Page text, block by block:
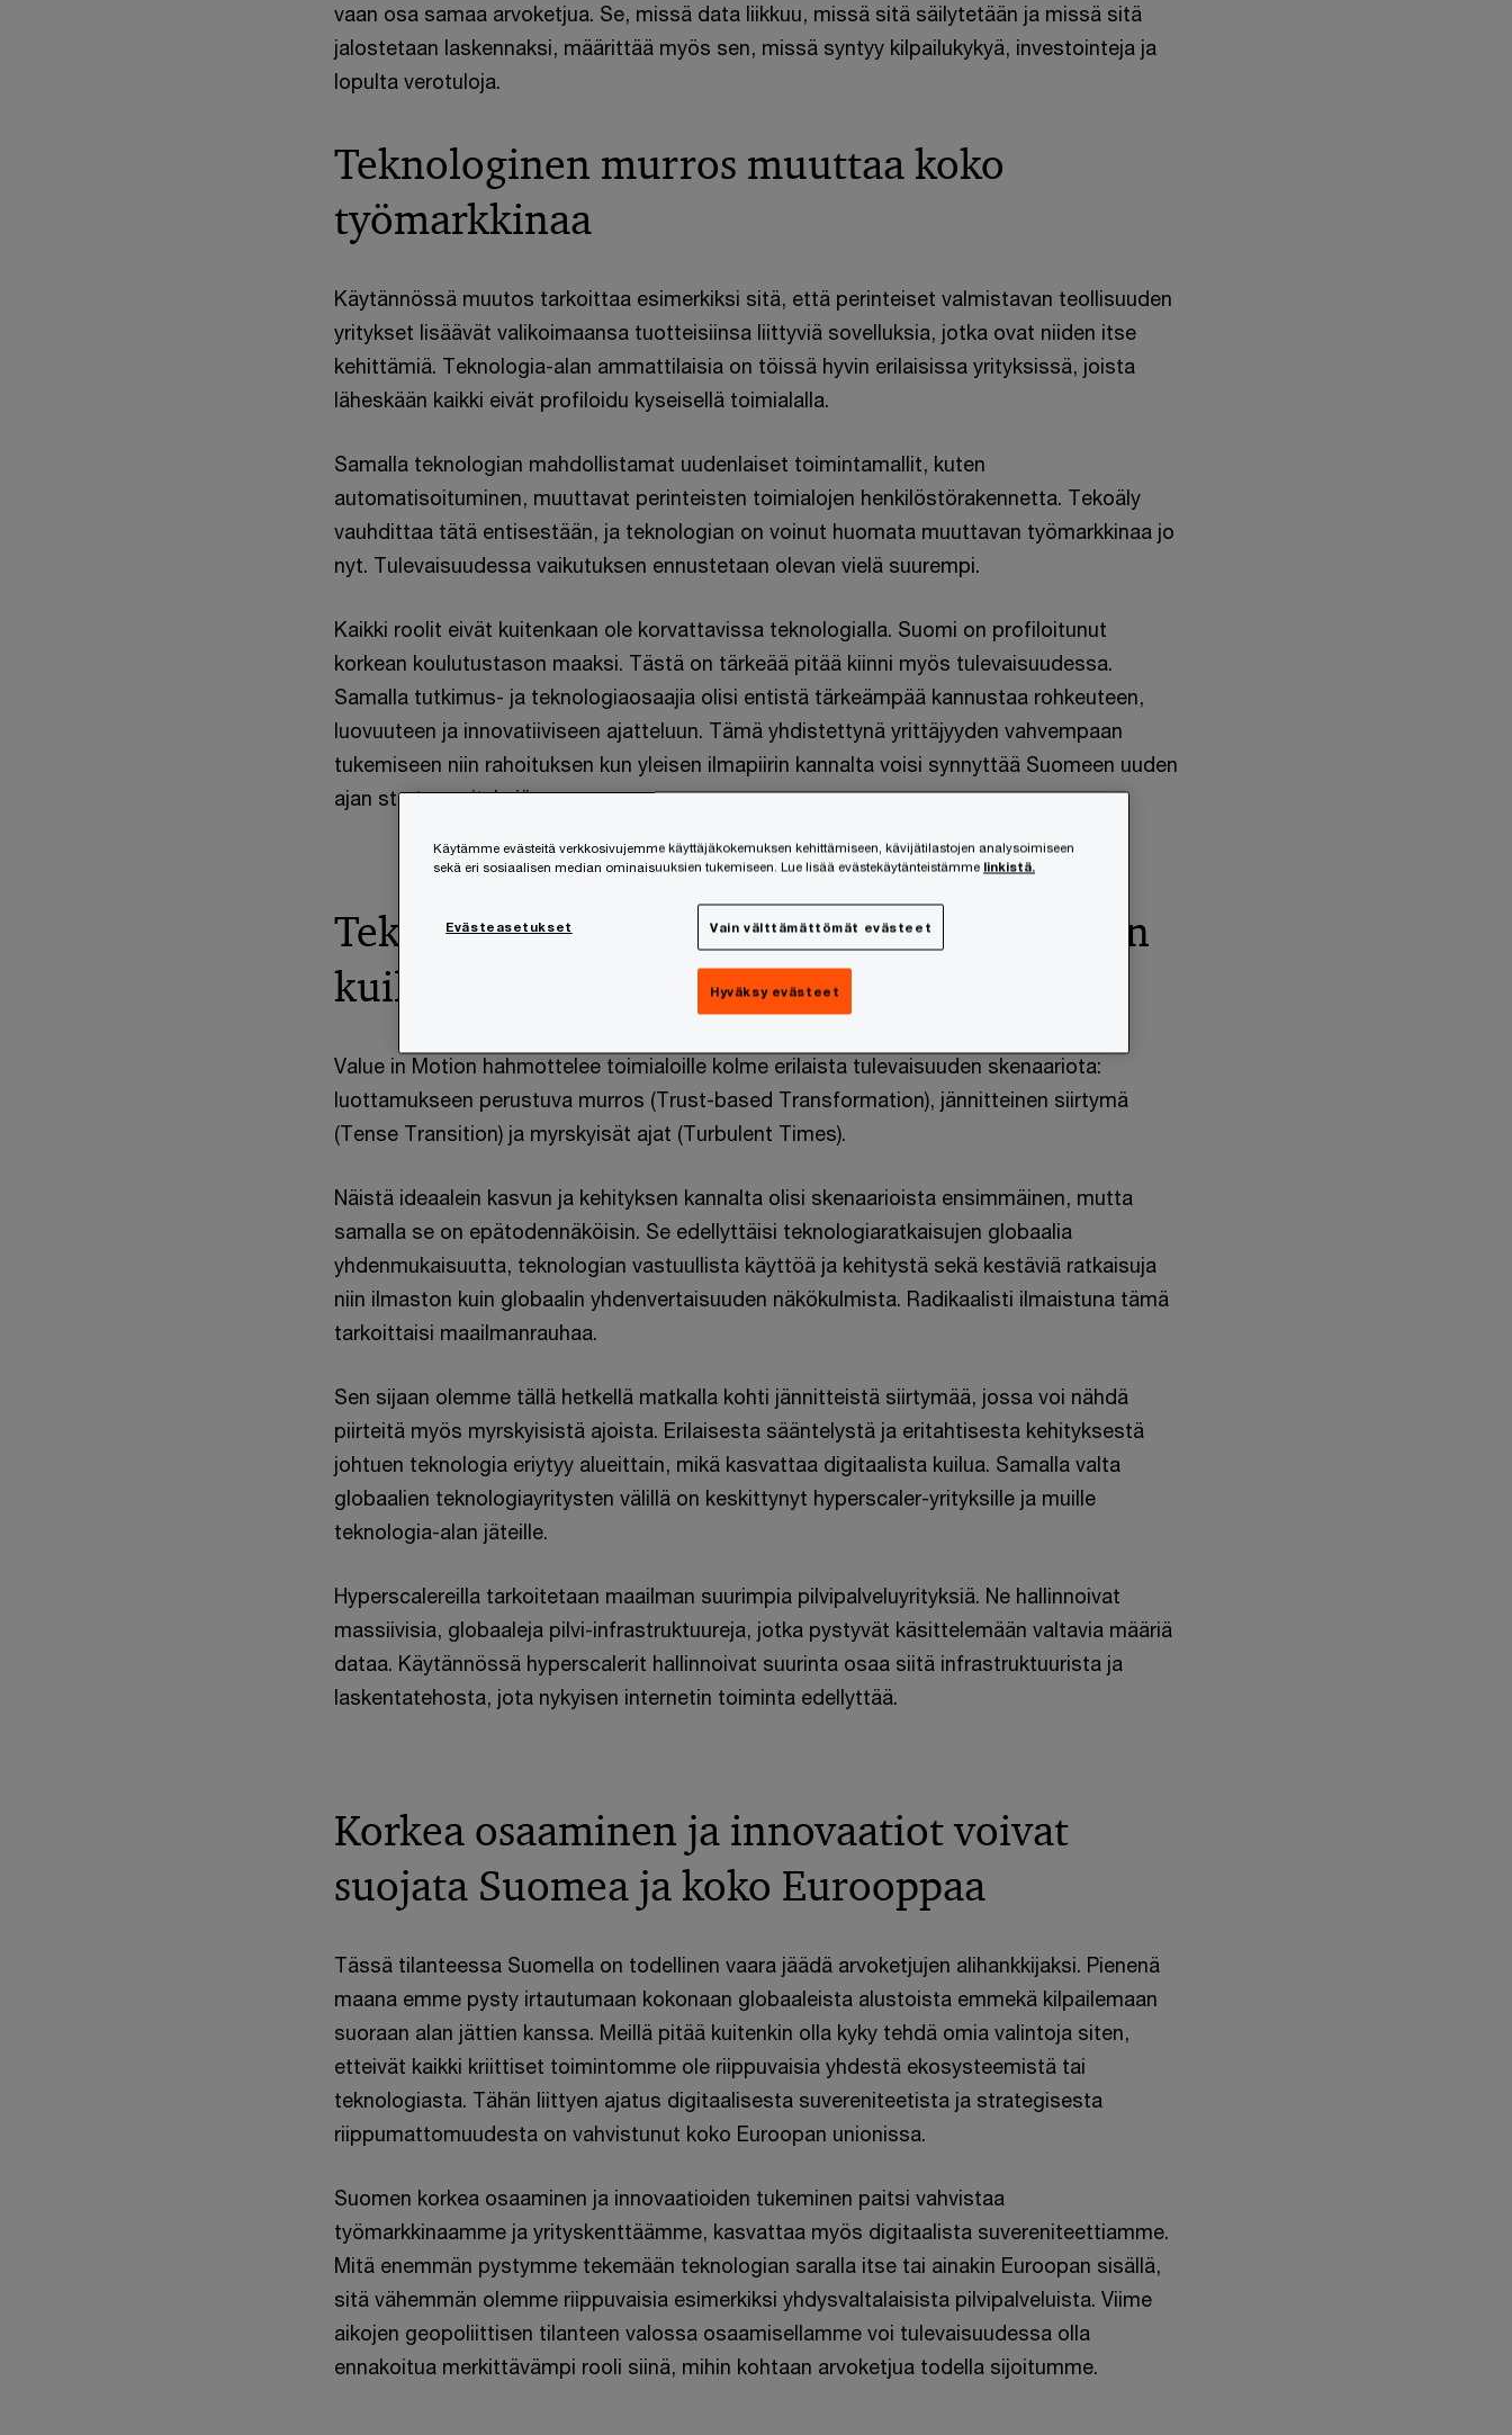
vaan osa samaa arvoketjua. Se, missä data liikkuu, missä sitä säilytetään ja missä sitä
jalostetaan laskennaksi, määrittää myös sen, missä syntyy kilpailukykyä, investointeja ja
lopulta verotuloja.
Teknologinen murros muuttaa koko
työmarkkinaa
Käytännössä muutos tarkoittaa esimerkiksi sitä, että perinteiset valmistavan teollisuuden
yritykset lisäävät valikoimaansa tuotteisiinsa liittyviä sovelluksia, jotka ovat niiden itse
kehittämiä. Teknologia-alan ammattilaisia on töissä hyvin erilaisissa yrityksissä, joista
läheskään kaikki eivät profiloidu kyseisellä toimialalla.
Samalla teknologian mahdollistamat uudenlaiset toimintamallit, kuten
automatisoituminen, muuttavat perinteisten toimialojen henkilöstörakennetta. Tekoäly
vauhdittaa tätä entisestään, ja teknologian on voinut huomata muuttavan työmarkkinaa jo
nyt. Tulevaisuudessa vaikutuksen ennustetaan olevan vielä suurempi.
Kaikki roolit eivät kuitenkaan ole korvattavissa teknologialla. Suomi on profiloitunut
korkean koulutustason maaksi. Tästä on tärkeää pitää kiinni myös tulevaisuudessa.
Samalla tutkimus- ja teknologiaosaajia olisi entistä tärkeämpää kannustaa rohkeuteen,
luovuuteen ja innovatiiviseen ajatteluun. Tämä yhdistettynä yrittäjyyden vahvempaan
tukemiseen niin rahoituksen kun yleisen ilmapiirin kannalta voisi synnyttää Suomeen uuden
ajan startup-yrityksiä.
Teknologia eriytyy alueittain ja digitaalinen
kuilu kasvaa
Value in Motion hahmottelee toimialoille kolme erilaista tulevaisuuden skenaariota:
luottamukseen perustuva murros (Trust-based Transformation), jännitteinen siirtymä
(Tense Transition) ja myrskyisät ajat (Turbulent Times).
Näistä ideaalein kasvun ja kehityksen kannalta olisi skenaarioista ensimmäinen, mutta
samalla se on epätodennäköisin. Se edellyttäisi teknologiaratkaisujen globaalia
yhdenmukaisuutta, teknologian vastuullista käyttöä ja kehitystä sekä kestäviä ratkaisuja
niin ilmaston kuin globaalin yhdenvertaisuuden näkökulmista. Radikaalisti ilmaistuna tämä
tarkoittaisi maailmanrauhaa.
Sen sijaan olemme tällä hetkellä matkalla kohti jännitteistä siirtymää, jossa voi nähdä
piirteitä myös myrskyisistä ajoista. Erilaisesta sääntelystä ja eritahtisesta kehityksestä
johtuen teknologia eriytyy alueittain, mikä kasvattaa digitaalista kuilua. Samalla valta
globaalien teknologiayritysten välillä on keskittynyt hyperscaler-yrityksille ja muille
teknologia-alan jäteille.
Hyperscalereilla tarkoitetaan maailman suurimpia pilvipalveluyrityksiä. Ne hallinnoivat
massiivisia, globaaleja pilvi-infrastruktuureja, jotka pystyvät käsittelemään valtavia määriä
dataa. Käytännössä hyperscalerit hallinnoivat suurinta osaa siitä infrastruktuurista ja
laskentatehosta, jota nykyisen internetin toiminta edellyttää.
Korkea osaaminen ja innovaatiot voivat
suojata Suomea ja koko Eurooppaa
Tässä tilanteessa Suomella on todellinen vaara jäädä arvoketjujen alihankkijaksi. Pienenä
maana emme pysty irtautumaan kokonaan globaaleista alustoista emmekä kilpailemaan
suoraan alan jättien kanssa. Meillä pitää kuitenkin olla kyky tehdä omia valintoja siten,
etteivät kaikki kriittiset toimintomme ole riippuvaisia yhdestä ekosysteemistä tai
teknologiasta. Tähän liittyen ajatus digitaalisesta suvereniteetista ja strategisesta
riippumattomuudesta on vahvistunut koko Euroopan unionissa.
Suomen korkea osaaminen ja innovaatioiden tukeminen paitsi vahvistaa
työmarkkinaamme ja yrityskenttäämme, kasvattaa myös digitaalista suvereniteettiamme.
Mitä enemmän pystymme tekemään teknologian saralla itse tai ainakin Euroopan sisällä,
sitä vähemmän olemme riippuvaisia esimerkiksi yhdysvaltalaisista pilvipalveluista. Viime
aikojen geopoliittisen tilanteen valossa osaamisellamme voi tulevaisuudessa olla
ennakoitua merkittävämpi rooli siinä, mihin kohtaan arvoketjua todella sijoitumme.
Käytämme evästeitä verkkosivujemme käyttäjäkokemuksen kehittämiseen, kävijätilastojen analysoimiseen
sekä eri sosiaalisen median ominaisuuksien tukemiseen. Lue lisää evästekäytänteistämme linkistä.
Evästeasetukset Vain välttämättömät evästeet
Hyväksy evästeet